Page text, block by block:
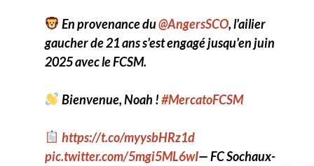
En provenance du@AngersSCO, l'ailier
gaucher de 21 ans s'est engagé jusqu'en juin
2025 avec le FCSM.
Bienvenue, Noah !#MercatoFCSM
https://t.co/myysbHRz1d
pic.twitter.com/5mgi5ML6wI— FC Sochaux-